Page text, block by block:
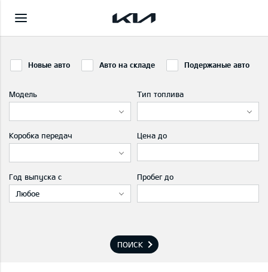
Новые авто Авто на складе Подержаные авто
Модель Тип топлива
Коробка передач Цена до
Год выпуска с
Любое
Пробег до
ПОИСК